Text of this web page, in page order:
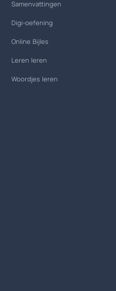
Samenvattingen
Digi-oefening
Online Bijles
Leren leren
Woordjes leren